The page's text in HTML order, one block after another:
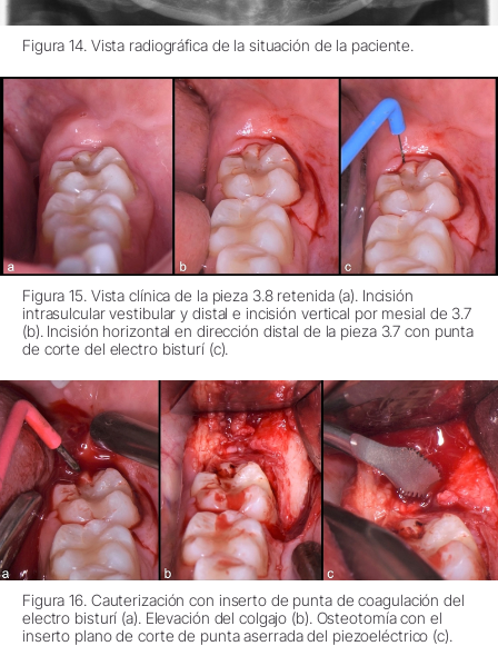
Figura 14. Vista radiográfica de la situación de la paciente.
Figura 15. Vista clínica de la pieza 3.8 retenida (a). Incisión
intrasulcular vestibular y distal e incisión vertical por mesial de 3.7
(b). Incisión horizontal en dirección distal de la pieza 3.7 con punta
de corte del electro bisturí (c).
Figura 16. Cauterización con inserto de punta de coagulación del
electro bisturí (a). Elevación del colgajo (b). Osteotomía con el
inserto plano de corte de punta aserrada del piezoeléctrico (c).